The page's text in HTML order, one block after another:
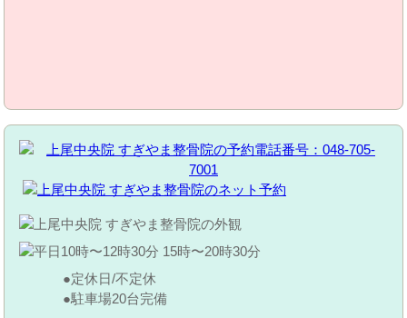
定休日/不定休
駐車場20台完備